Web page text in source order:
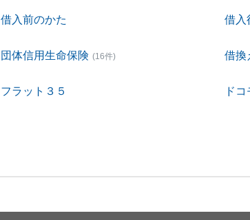
借入前のかた 借入
団体信用生命保険 (16件) 借換
フラット３５ ドコ